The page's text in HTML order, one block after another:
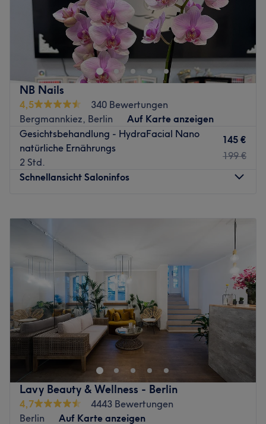
NB Nails
4,5
340 Bewertungen
Bergmannkiez, Berlin
Auf Karte anzeigen
Gesichtsbehandlung - HydraFacial Nano
natürliche Ernährungs
2 Std.
145 €
199 €
Schnellansicht Saloninfos
Dienstag
Mittwoch
Donnerstag
09:30
Samstag
18:00
Sonntag
Geschlossen
Hast du Lust auf bunte, ausgefallene Fingernägel oder
doch lieber einen klassischen, natürlichen Look? So oder
so bei NB Nails in Berlin, Kreuzberg, werden deine
Wünsche wahr. Egal ob eine entspannende Maniküre,
hochwertige Nagelmodellagen oder Shellac — lehne dich
zurück und lass dich überzeugen. Zudem kannst du dich
hier auf tolle Wimpernbehandlungen und Permanent
Lavy Beauty & Wellness - Berlin
4,7
4443 Bewertungen
Berlin
Auf Karte anzeigen